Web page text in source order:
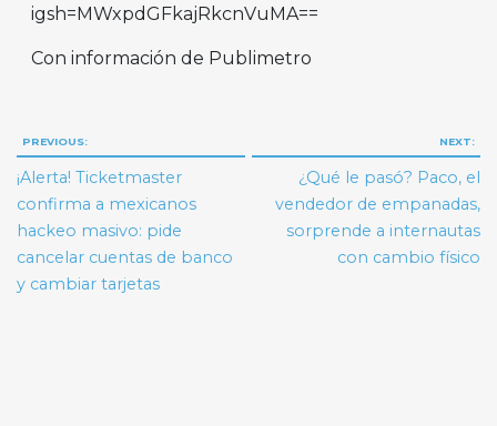
igsh=MWxpdGFkajRkcnVuMA==
Con información de Publimetro
Navegación
de
entradas
PREVIOUS:
¡Alerta! Ticketmaster
confirma a mexicanos
hackeo masivo: pide
cancelar cuentas de banco
y cambiar tarjetas
NEXT:
¿Qué le pasó? Paco, el
vendedor de empanadas,
sorprende a internautas
con cambio físico